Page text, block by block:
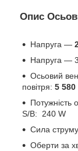
Опис
Напруга —
Напруга —
Осьовий
повітря: 5 580
Потужність
S/B: 240 W
Сила
Оберти за